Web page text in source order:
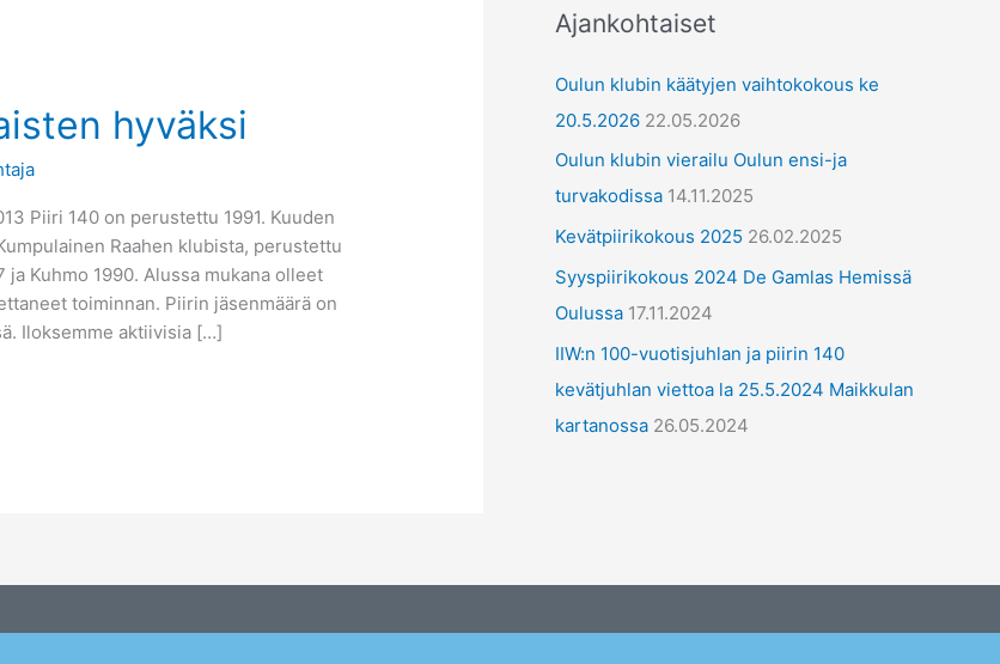
hyväksi
Piiri 140 on perustettu 1991. Kuuden
Raahen klubista, perustettu
Kuhmo 1990. Alussa mukana olleet
toiminnan. Piirin jäsenmäärä on
Iloksemme aktiivisia […]
y
Ajankohtaiset
Oulun klubin käätyjen vaihtokokous ke
20.5.2026 22.05.2026
Oulun klubin vierailu Oulun ensi-ja
turvakodissa 14.11.2025
Kevätpiirikokous 2025 26.02.2025
Syyspiirikokous 2024 De Gamlas Hemissä
Oulussa 17.11.2024
IIW:n 100-vuotisjuhlan ja piirin 140
kevätjuhlan viettoa la 25.5.2024 Maikkulan
kartanossa 26.05.2024